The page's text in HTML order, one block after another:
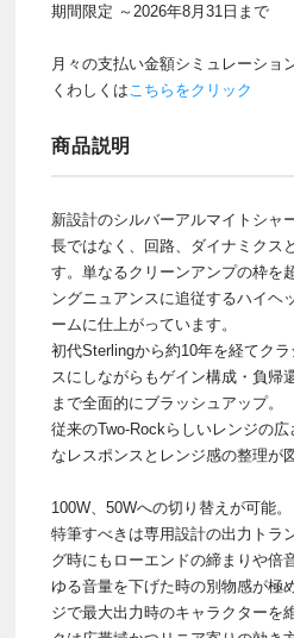
期間限定 ～2026年8月31日まで
月々の支払い金額シミュレーショ
くわしくはこちらをクリック
商品説明
新設計のシルバーアルマイトシャ
長ではなく、回路、ダイナミクス
す。単なるクリーンアンプの枠を
ングニュアンスに追従するハイヘ
ームに仕上がっています。
初代Sterlingから約10年を経てク
スにしながらもゲイン構成・負帰
まで全面的にブラッシュアップ。
従来のTwo-Rockらしいレンジの
なレスポンスとレンジ感の整理が
100W、50Wへの切り替えが可能。
特筆すべきは専用設計の出力トラ
グ時にもローエンドの締まりや倍
ゆる音量を下げた時の別物感が極
ジで最大出力時のキャラクターを